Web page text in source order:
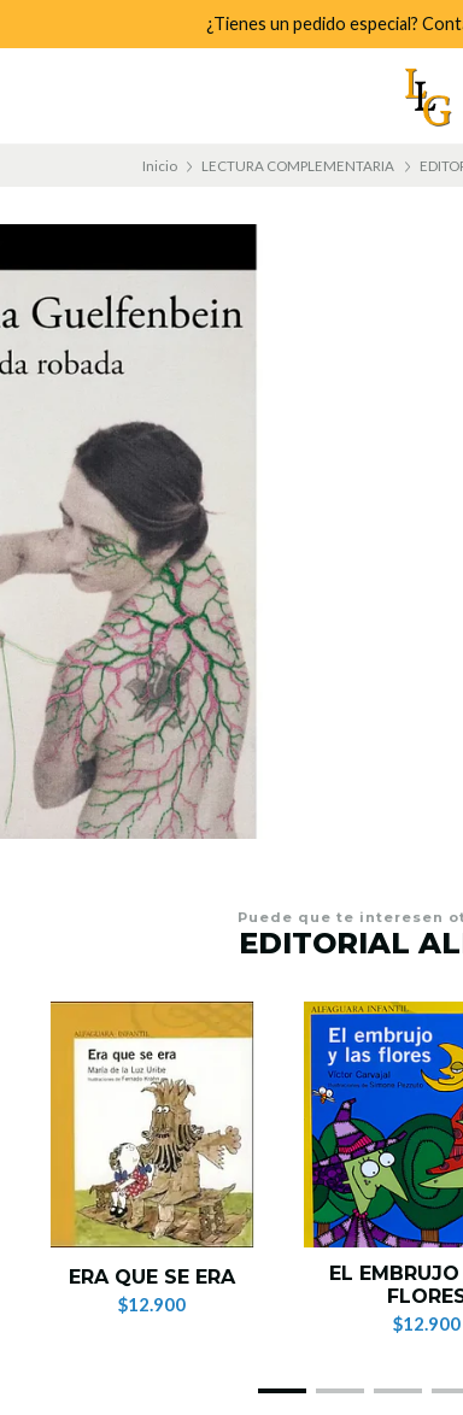
¿Tienes un pedido especial?
Inicio LECTURA COMPLEMENTARIA
Puede que te interesen
EDITORIAL
ERA QUE SE ERA
$12.900
EL
$12.900